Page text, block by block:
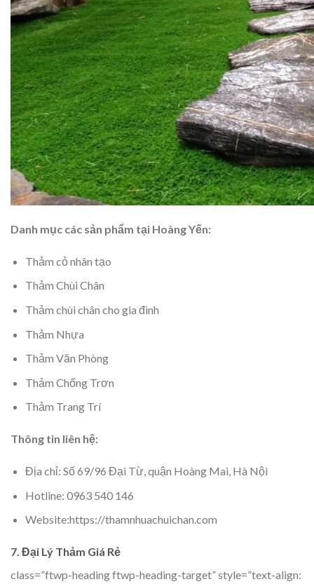
Danh mục các sản phẩm tại Hoàng Yến:
Thảm cỏ nhân tạo
Thảm Chùi Chân
Thảm chùi chân cho gia đình
Thảm Nhựa
Thảm Văn Phòng
Thảm Chống Trơn
Thảm Trang Trí
Thông tin liên hệ:
Địa chỉ: Số 69/96 Đại Từ, quận Hoàng Mai, Hà Nội
Hotline: 0963 540 146
Website:https://thamnhuachuichan.com
7. Đại Lý Thảm Giá Rẻ
class=”ftwp-heading ftwp-heading-target” style=”text-align: